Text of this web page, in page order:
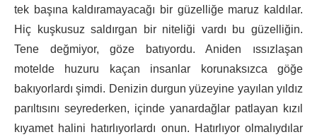
tek başına kaldıramayacağı bir güzelliğe maruz kaldılar.
Hiç kuşkusuz saldırgan bir niteliği vardı bu güzelliğin.
Tene değmiyor, göze batıyordu. Aniden ıssızlaşan
motelde huzuru kaçan insanlar korunaksızca göğe
bakıyorlardı şimdi. Denizin durgun yüzeyine yayılan yıldız
parıltısını seyrederken, içinde yanardağlar patlayan kızıl
kıyamet halini hatırlıyorlardı onun. Hatırlıyor olmalıydılar